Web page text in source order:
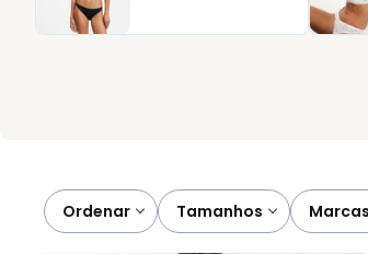
Ordenar
tamanhos marcas